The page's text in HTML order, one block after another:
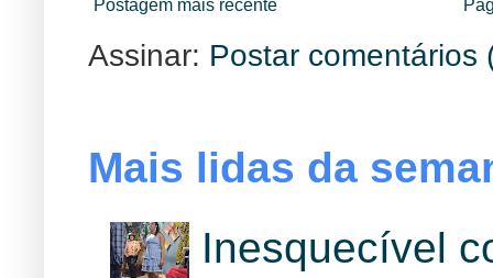
Postagem mais recente
Assinar: Postar comentários
Mais lidas da
Inesquecível